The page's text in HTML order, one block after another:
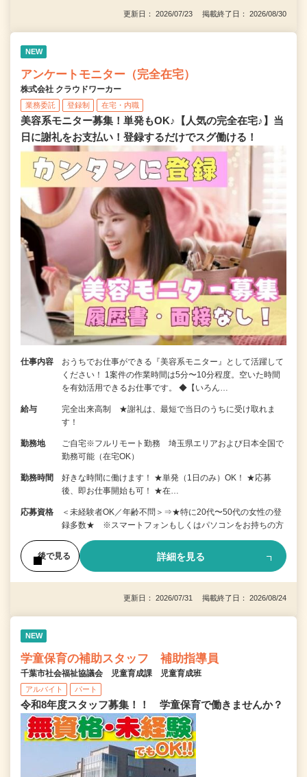
更新日： 2026/07/23 掲載終了日： 2026/08/30
NEW
アンケートモニター（完全在宅）
株式会社 クラウドワーカー
業務委託 登録制 在宅・内職
美容系モニター募集！単発もOK♪【人気の完全在宅♪】当
日に謝礼をお支払い！登録するだけでスグ働ける！
仕事内容
おうちでお仕事ができる『美容系モニター』として活躍して
ください！ 1案件の作業時間は5分〜10分程度。空いた時間
を有効活用できるお仕事です。 ◆【いろん…
給与
完全出来高制 ★謝礼は、最短で当日のうちに受け取れま
す！
勤務地
ご自宅※フルリモート勤務 埼玉県エリアおよび日本全国で
勤務可能（在宅OK）
勤務時間
好きな時間に働けます！ ★単発（1日のみ）OK！ ★応募
後、即お仕事開始も可！ ★在…
応募資格
＜未経験者OK／年齢不問＞⇒★特に20代〜50代の女性の登
録多数★ ※スマートフォンもしくはパソコンをお持ちの方
後で見る 詳細を見る
更新日： 2026/07/31 掲載終了日： 2026/08/24
NEW
学童保育の補助スタッフ 補助指導員
千葉市社会福祉協議会 児童育成課 児童育成班
アルバイト パート
令和8年度スタッフ募集！！ 学童保育で働きませんか？